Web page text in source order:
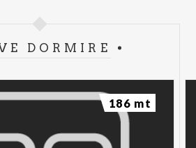
DORMIRE
186 mt